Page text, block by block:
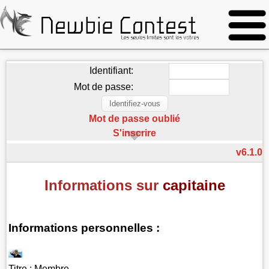
Identifiant:
Mot de passe:
Mot de passe oublié
S'inscrire
v6.1.0
Informations sur capitaine
Informations personnelles :